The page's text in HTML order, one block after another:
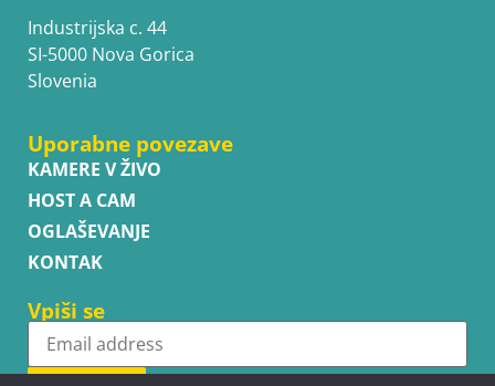
Industrijska c. 44
SI-5000 Nova Gorica
Slovenia
Uporabne povezave
KAMERE V ŽIVO
HOST A CAM
OGLAŠEVANJE
KONTAK
Vpiši se